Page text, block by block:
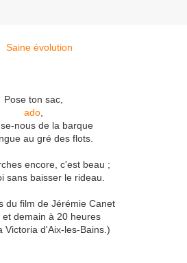
Pose ton sac,
ado
nous de la barque
au gré des flots.
encore, c'est beau ;
sans baisser le rideau.
du film de Jérémie Canet
et demain à 20 heures
Victoria d'Aix-les-Bains.)